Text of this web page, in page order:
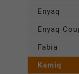
Enyaq
Enyaq
Fabia
Kamiq